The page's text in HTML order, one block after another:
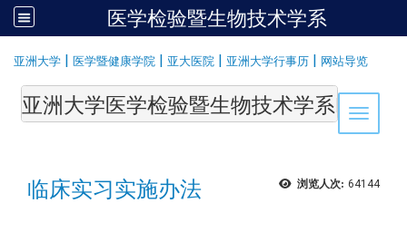
医学检验暨生物技术学系
亚洲大学 | 医学暨健康学院 | 亚大医院 | 亚洲大学行事历 | 网站导览
Toggle
亚洲大学医学检验暨生物技术学系
浏览人次: 64144
临床实习实施办法